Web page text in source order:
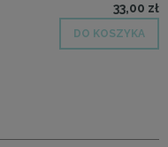
33,00 zł
DO KOSZYKA